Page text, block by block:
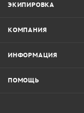
ЭКИПИРОВКА
КОМПАНИЯ
ИНФОРМАЦИЯ
ПОМОЩЬ